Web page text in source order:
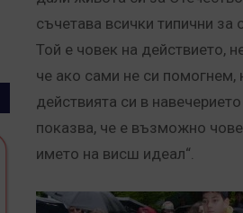
съчетава всички типични за
Той е човек на действието,
че ако сами не си помогнем,
действията си в
показва, че е възможно
името на висш идеал“.